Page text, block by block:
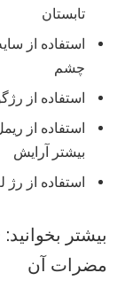
تابستان
استفاده از
چشم
استفاده از
استفاده از
بیشتر آرایش
استفاده از
بیشتر بخوانید: ۶
مضرات آن